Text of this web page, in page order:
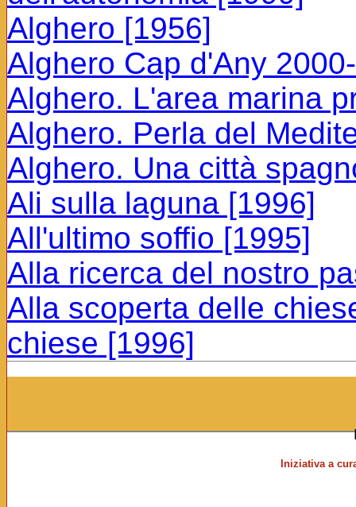
Alghero [1956]
Alghero Cap d'Any
Alghero. L'area marina
Alghero. Perla del
Alghero. Una città
Ali sulla laguna [1996]
All'ultimo soffio [1995]
Alla ricerca del nostro
Alla scoperta delle
chiese [1996]
Iniziativa a